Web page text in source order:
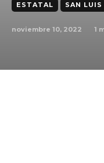
ESTATAL SAN
noviembre 10, 2022 1